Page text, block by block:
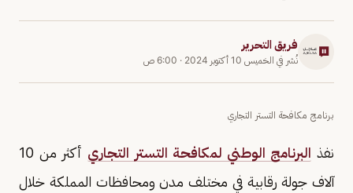
فريق التحرير
نُشر في الخميس 10 أكتوبر 2024 · 6:00 ص
برنامج مكافحة التستر التجاري
نفذ البرنامج الوطني لمكافحة التستر التجاري
أكثر من 10
آلاف جولة رقابية في مختلف مدن ومحافظات المملكة خلال